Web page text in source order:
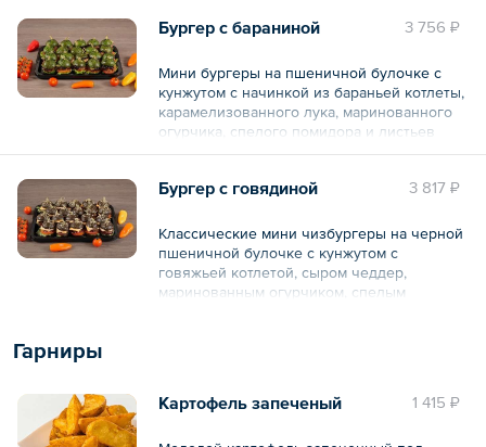
— 20 шт.
Общий вес – 1450 г
3 756 ₽
Бургер с бараниной
Мини бургеры на пшеничной булочке с
кунжутом с начинкой из бараньей котлеты,
карамелизованного лука, маринованного
огурчика, спелого помидора и листьев
салата.
— 20 шт.
Общий вес – 1350 г
3 817 ₽
Бургер с говядиной
Классические мини чизбургеры на черной
пшеничной булочке с кунжутом с
говяжьей котлетой, сыром чеддер,
маринованным огурчиком, спелым
Общий вес – 1350 г
Гарниры
1 415 ₽
Картофель запеченый